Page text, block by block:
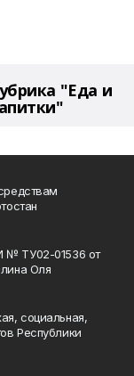
"Еда и
№ ТУ02-01536 от
Оля
социальная,
Республики